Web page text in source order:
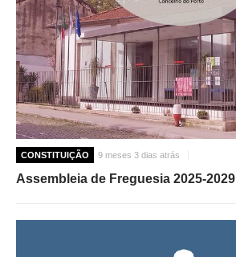
RECENSEAMENTO ELEITORAL
ATESTADOS
VENDA AMBULANTE
EMPREGO (GIP)
O GABINETE
APOIO AOS DESEMPREGADOS
APOIO ÀS EMPRESAS
CONSTITUIÇÃO 9 meses 3 dias atrás
Assembleia de Freguesia 2025-2029